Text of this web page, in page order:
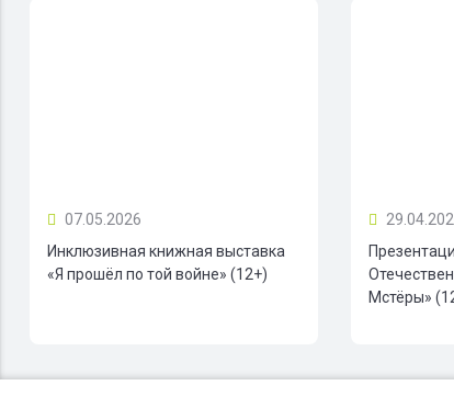
07.05.2026
Инклюзивная книжная выставка
«Я прошёл по той войне» (12+)
Мстёры»